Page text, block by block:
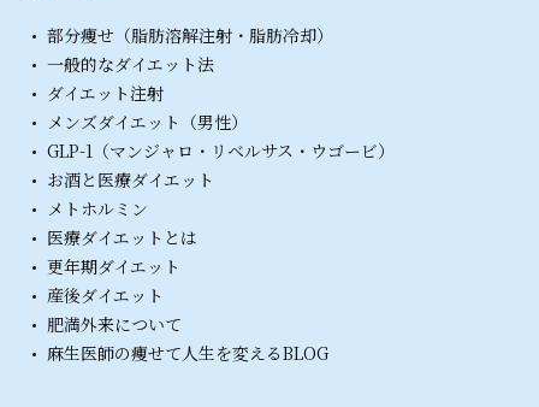
部分痩せ（脂肪溶解注射・脂肪冷却）
一般的なダイエット法
ダイエット注射
メンズダイエット（男性）
GLP-1（マンジャロ・リベルサス・ウゴービ）
お酒と医療ダイエット
メトホルミン
医療ダイエットとは
更年期ダイエット
産後ダイエット
肥満外来について
麻生医師の痩せて人生を変えるBLOG